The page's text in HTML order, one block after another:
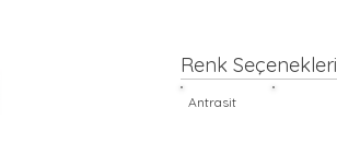
Renk Seçenekleri
Antrasit